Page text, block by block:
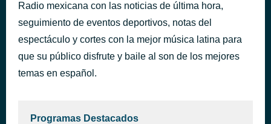
Radio mexicana con las noticias de última hora,
seguimiento de eventos deportivos, notas del
espectáculo y cortes con la mejor música latina para
que su público disfrute y baile al son de los mejores
temas en español.
Programas Destacados